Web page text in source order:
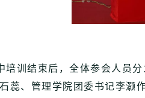
培训结束后，全体参会人员
蕊、管理学院团委书记李灏